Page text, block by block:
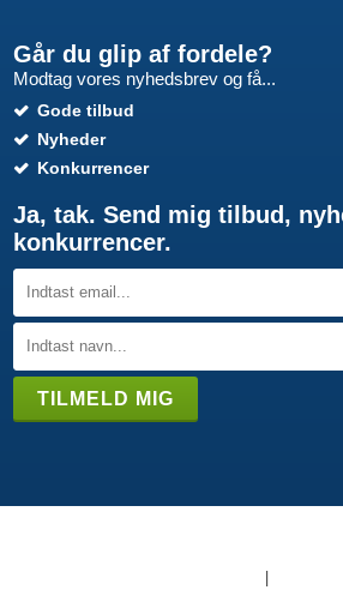
Går du glip af fordele?
Modtag vores nyhedsbrev og få...
Gode tilbud
Nyheder
Konkurrencer
Ja, tak. Send mig tilbud,
konkurrencer.